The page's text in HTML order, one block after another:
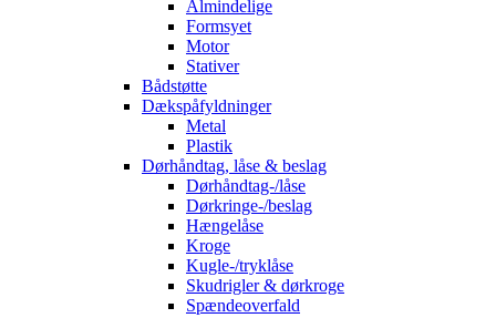
Almindelige
Formsyet
Motor
Stativer
Bådstøtte
Dækspåfyldninger
Metal
Plastik
Dørhåndtag, låse & beslag
Dørhåndtag-/låse
Dørkringe-/beslag
Hængelåse
Kroge
Kugle-/tryklåse
Skudrigler & dørkroge
Spændeoverfald